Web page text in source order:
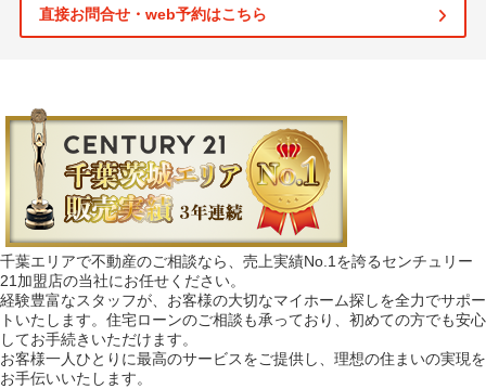
直接お問合せ・web予約はこちら
千葉エリアで不動産のご相談なら、売上実績No.1を誇るセンチュリー
21加盟店の当社にお任せください。
経験豊富なスタッフが、お客様の大切なマイホーム探しを全力でサポー
トいたします。住宅ローンのご相談も承っており、初めての方でも安心
してお手続きいただけます。
お客様一人ひとりに最高のサービスをご提供し、理想の住まいの実現を
お手伝いいたします。